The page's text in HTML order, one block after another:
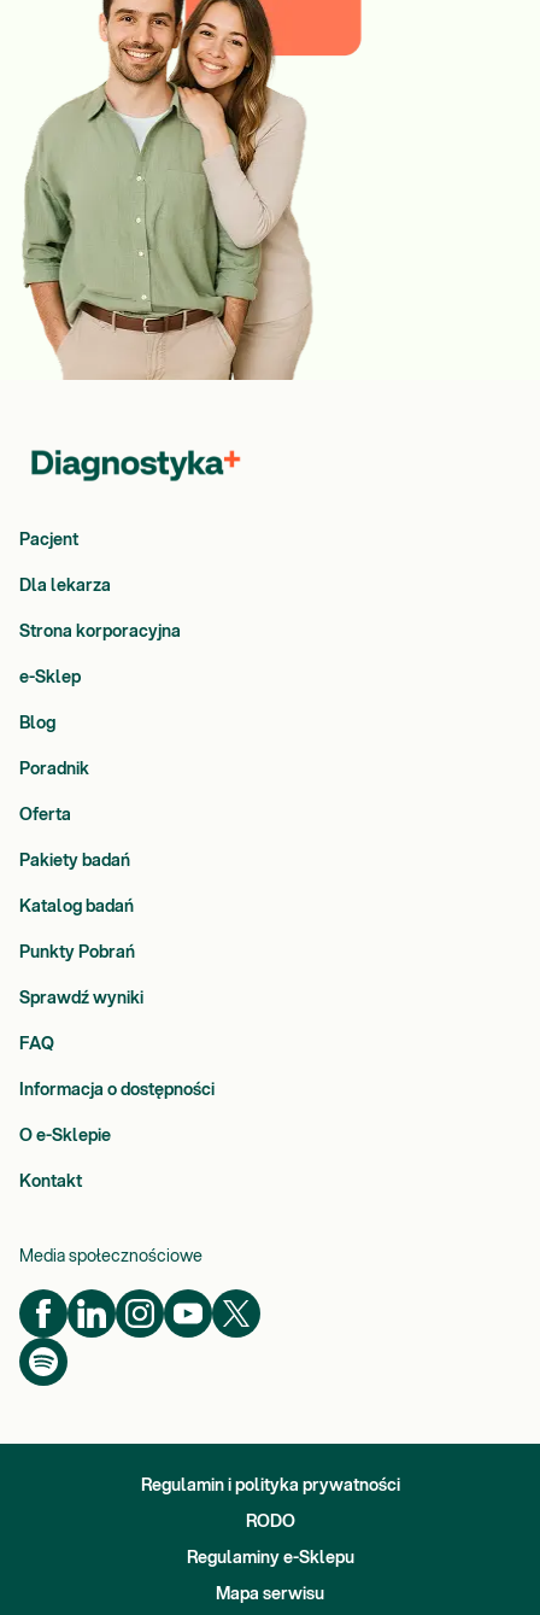
Pacjent
Dla lekarza
Strona korporacyjna
e-Sklep
Blog
Poradnik
Oferta
Pakiety badań
Katalog badań
Punkty Pobrań
Sprawdź wyniki
FAQ
Informacja o dostępności
O e-Sklepie
Kontakt
Media społecznościowe
Regulamin i polityka prywatności
RODO
Regulaminy e-Sklepu
Mapa serwisu